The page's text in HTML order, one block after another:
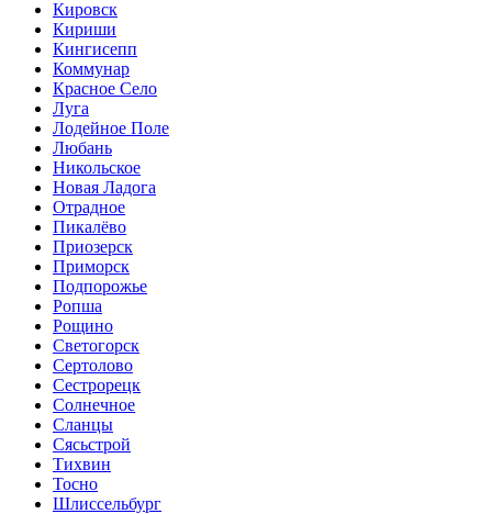
Кировск
Кириши
Кингисепп
Коммунар
Красное Село
Луга
Лодейное Поле
Любань
Никольское
Новая Ладога
Отрадное
Пикалёво
Приозерск
Приморск
Подпорожье
Ропша
Рощино
Светогорск
Сертолово
Сестрорецк
Солнечное
Сланцы
Сясьстрой
Тихвин
Тосно
Шлиссельбург